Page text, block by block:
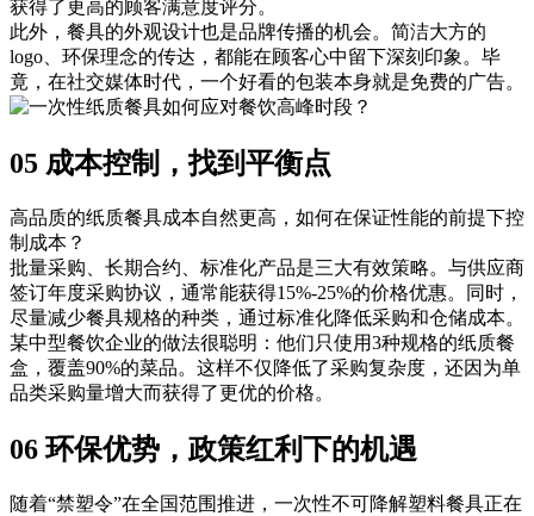
获得了更高的顾客满意度评分。
此外，餐具的外观设计也是品牌传播的机会。简洁大方的
logo、环保理念的传达，都能在顾客心中留下深刻印象。毕
竟，在社交媒体时代，一个好看的包装本身就是免费的广告。
05 成本控制，找到平衡点
高品质的纸质餐具成本自然更高，如何在保证性能的前提下控
制成本？
批量采购、长期合约、标准化产品是三大有效策略。与供应商
签订年度采购协议，通常能获得15%-25%的价格优惠。同时，
尽量减少餐具规格的种类，通过标准化降低采购和仓储成本。
某中型餐饮企业的做法很聪明：他们只使用3种规格的纸质餐
盒，覆盖90%的菜品。这样不仅降低了采购复杂度，还因为单
品类采购量增大而获得了更优的价格。
06 环保优势，政策红利下的机遇
随着“禁塑令”在全国范围推进，一次性不可降解塑料餐具正在